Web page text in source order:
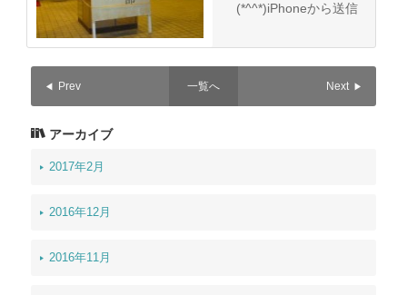
(*^^*)iPhoneから送信
Prev 一覧へ Next
アーカイブ
2017年2月
2016年12月
2016年11月